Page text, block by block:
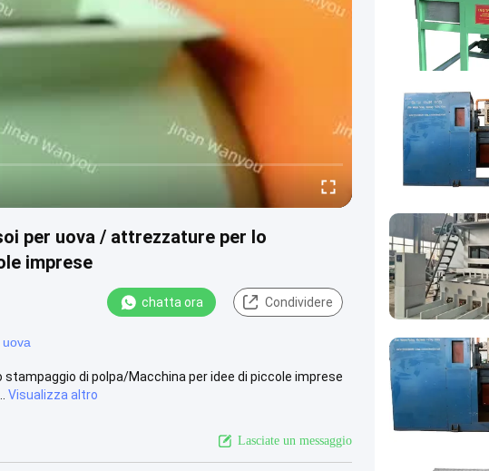
per uova / attrezzature per lo
imprese
chatta ora Condividere
di polpa/Macchina per idee di piccole imprese
Visualizza altro
Lasciate un messaggio